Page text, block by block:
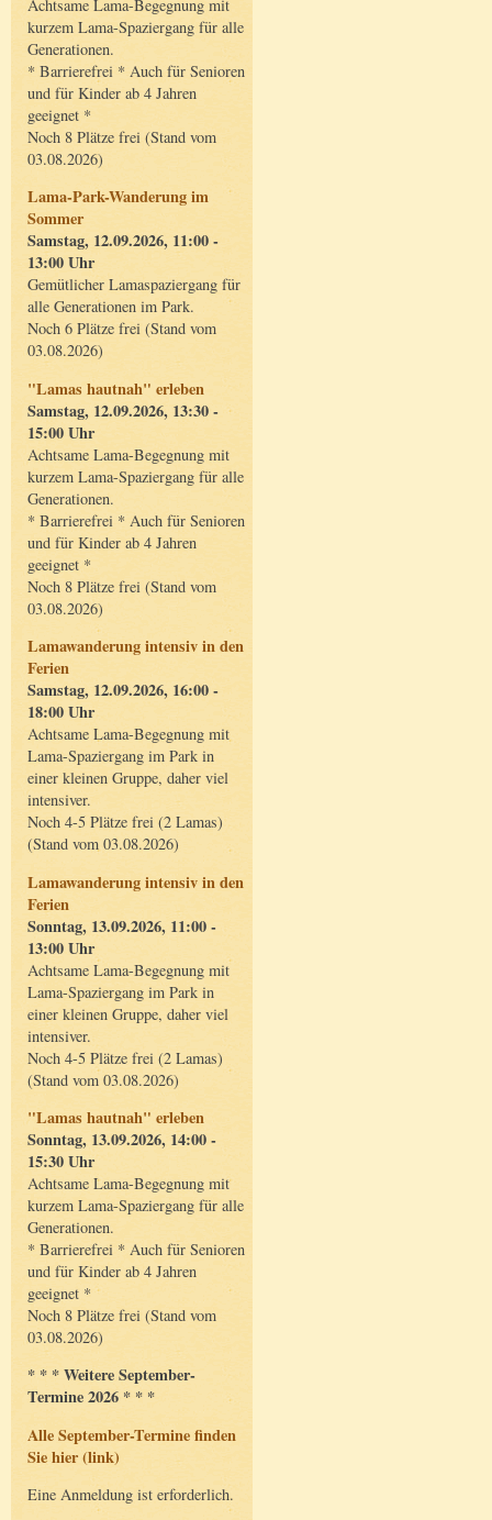
Achtsame Lama-Begegnung mit
kurzem Lama-Spaziergang für alle
Generationen.
* Barrierefrei * Auch für Senioren
und für Kinder ab 4 Jahren
geeignet *
Noch 8 Plätze frei (Stand vom
03.08.2026)
Lama-Park-Wanderung im
Sommer
Samstag, 12.09.2026, 11:00 -
13:00 Uhr
Gemütlicher Lamaspaziergang für
alle Generationen im Park.
Noch 6 Plätze frei (Stand vom
03.08.2026)
"Lamas hautnah" erleben
Samstag, 12.09.2026, 13:30 -
15:00 Uhr
Achtsame Lama-Begegnung mit
kurzem Lama-Spaziergang für alle
Generationen.
* Barrierefrei * Auch für Senioren
und für Kinder ab 4 Jahren
geeignet *
Noch 8 Plätze frei (Stand vom
03.08.2026)
Lamawanderung intensiv in den
Ferien
Samstag, 12.09.2026, 16:00 -
18:00 Uhr
Achtsame Lama-Begegnung mit
Lama-Spaziergang im Park in
einer kleinen Gruppe, daher viel
intensiver.
Noch 4-5 Plätze frei (2 Lamas)
(Stand vom 03.08.2026)
Lamawanderung intensiv in den
Ferien
Sonntag, 13.09.2026, 11:00 -
13:00 Uhr
Achtsame Lama-Begegnung mit
Lama-Spaziergang im Park in
einer kleinen Gruppe, daher viel
intensiver.
Noch 4-5 Plätze frei (2 Lamas)
(Stand vom 03.08.2026)
"Lamas hautnah" erleben
Sonntag, 13.09.2026, 14:00 -
15:30 Uhr
Achtsame Lama-Begegnung mit
kurzem Lama-Spaziergang für alle
Generationen.
* Barrierefrei * Auch für Senioren
und für Kinder ab 4 Jahren
geeignet *
Noch 8 Plätze frei (Stand vom
03.08.2026)
* * * Weitere September-
Termine 2026 * * *
Alle September-Termine finden
Sie hier (link)
Eine Anmeldung ist erforderlich.